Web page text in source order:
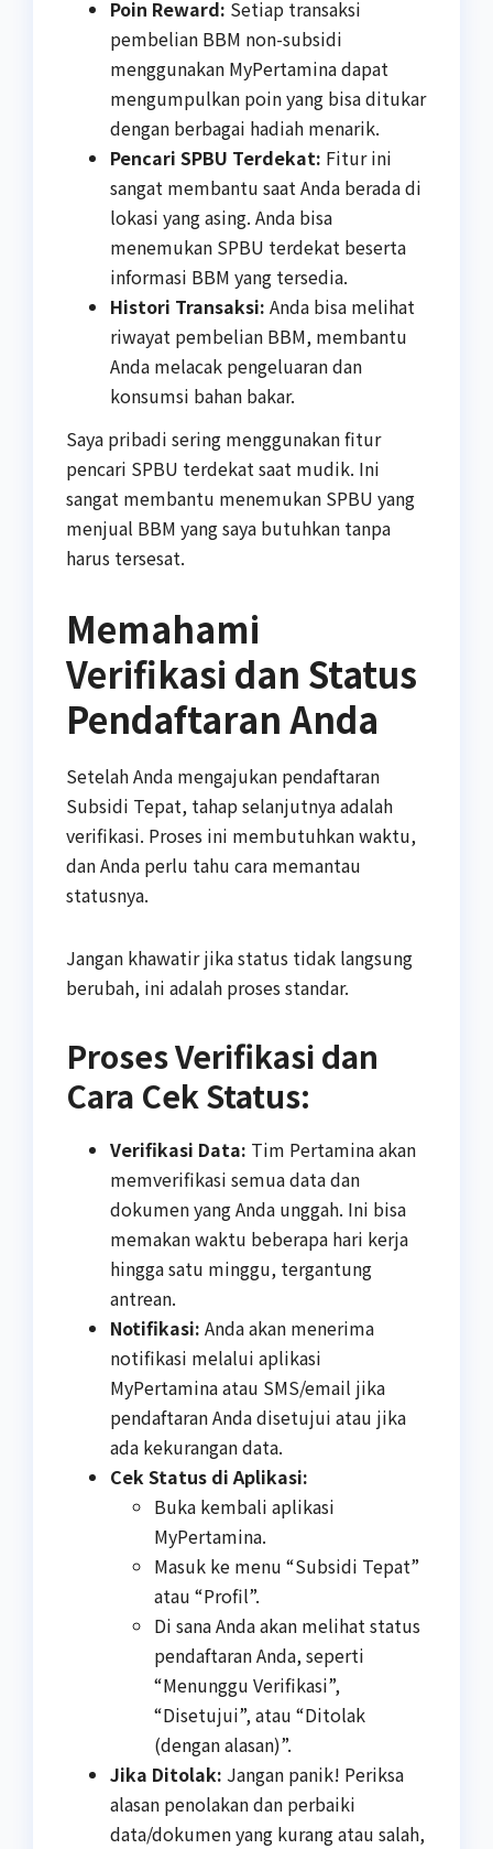
Poin Reward: Setiap transaksi
pembelian BBM non-subsidi
menggunakan MyPertamina dapat
mengumpulkan poin yang bisa ditukar
dengan berbagai hadiah menarik.
Pencari SPBU Terdekat: Fitur ini
sangat membantu saat Anda berada di
lokasi yang asing. Anda bisa
menemukan SPBU terdekat beserta
informasi BBM yang tersedia.
Histori Transaksi: Anda bisa melihat
riwayat pembelian BBM, membantu
Anda melacak pengeluaran dan
konsumsi bahan bakar.
Saya pribadi sering menggunakan fitur
pencari SPBU terdekat saat mudik. Ini
sangat membantu menemukan SPBU yang
menjual BBM yang saya butuhkan tanpa
harus tersesat.
Memahami
Verifikasi dan Status
Pendaftaran Anda
Setelah Anda mengajukan pendaftaran
Subsidi Tepat, tahap selanjutnya adalah
verifikasi. Proses ini membutuhkan waktu,
dan Anda perlu tahu cara memantau
statusnya.
Jangan khawatir jika status tidak langsung
berubah, ini adalah proses standar.
Proses Verifikasi dan
Cara Cek Status:
Verifikasi Data: Tim Pertamina akan
memverifikasi semua data dan
dokumen yang Anda unggah. Ini bisa
memakan waktu beberapa hari kerja
hingga satu minggu, tergantung
antrean.
Notifikasi: Anda akan menerima
notifikasi melalui aplikasi
MyPertamina atau SMS/email jika
pendaftaran Anda disetujui atau jika
ada kekurangan data.
Cek Status di Aplikasi:
Buka kembali aplikasi
MyPertamina.
Masuk ke menu “Subsidi Tepat”
atau “Profil”.
Di sana Anda akan melihat status
pendaftaran Anda, seperti
“Menunggu Verifikasi”,
“Disetujui”, atau “Ditolak
(dengan alasan)”.
Jika Ditolak: Jangan panik! Periksa
alasan penolakan dan perbaiki
data/dokumen yang kurang atau salah,